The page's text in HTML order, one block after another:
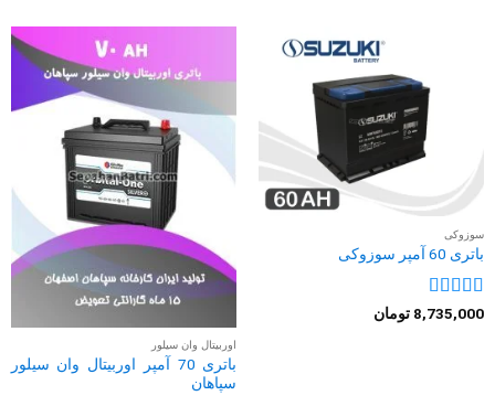
سوزوکی
باتری 60 آمپر سوزوکی
نمره4از
8,735,000 تومان
اوربیتال وان سیلور
باتری 70 آمپر اوربیتال وان سیلور
سپاهان